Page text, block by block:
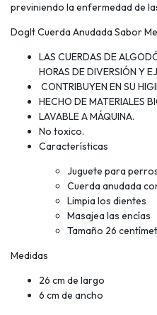
previniendo la enfermedad de
DogIt Cuerda Anudada Sabor
LAS CUERDAS DE
HORAS DE DIVERSIÓN Y
CONTRIBUYEN EN SU
HECHO DE MATERIALES
LAVABLE A MÁQUINA.
No toxico.
Características
Juguete para
Cuerda anudada
Limpia los dientes
Masajea las encías
Tamaño 26
Medidas
26 cm de largo
6 cm de ancho